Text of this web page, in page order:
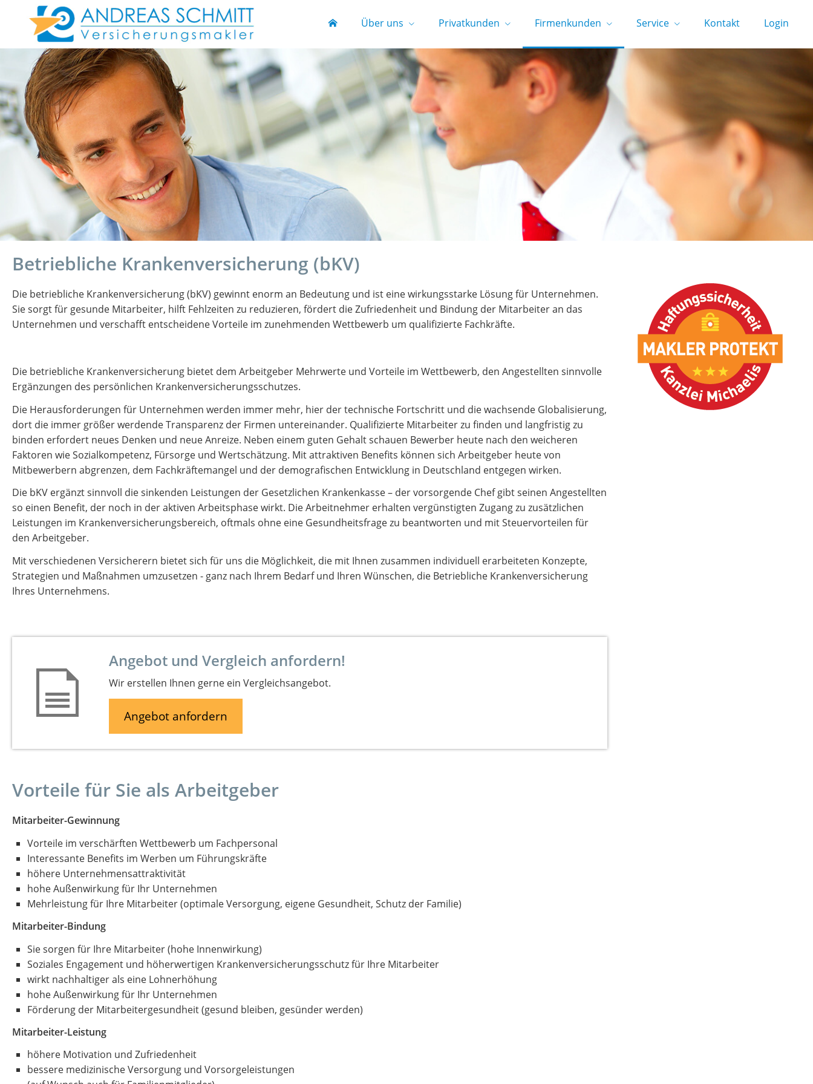
Über uns Privatkunden Firmenkunden Service Kontakt Login
Betriebliche Krankenversicherung (bKV)
Die betriebliche Krankenversicherung (bKV) gewinnt enorm an Bedeutung und ist eine wirkungsstarke Lösung für Unternehmen.
Sie sorgt für gesunde Mitarbeiter, hilft Fehlzeiten zu reduzieren, fördert die Zufriedenheit und Bindung der Mitarbeiter an das
Unternehmen und verschafft entscheidene Vorteile im zunehmenden Wettbewerb um qualifizierte Fachkräfte.
Die betriebliche Krankenversicherung bietet dem Arbeitgeber Mehrwerte und Vorteile im Wettbewerb, den Angestellten sinnvolle
Ergänzungen des persönlichen Krankenversicherungsschutzes.
Die Herausforderungen für Unternehmen werden immer mehr, hier der technische Fortschritt und die wachsende Globalisierung,
dort die immer größer werdende Transparenz der Firmen untereinander. Qualifizierte Mitarbeiter zu finden und langfristig zu
binden erfordert neues Denken und neue Anreize. Neben einem guten Gehalt schauen Bewerber heute nach den weicheren
Faktoren wie Sozialkompetenz, Fürsorge und Wertschätzung. Mit attraktiven Benefits können sich Arbeitgeber heute von
Mitbewerbern abgrenzen, dem Fachkräftemangel und der demografischen Entwicklung in Deutschland entgegen wirken.
Die bKV ergänzt sinnvoll die sinkenden Leistungen der Gesetzlichen Krankenkasse – der vorsorgende Chef gibt seinen Angestellten
so einen Benefit, der noch in der aktiven Arbeitsphase wirkt. Die Arbeitnehmer erhalten vergünstigten Zugang zu zusätzlichen
Leistungen im Krankenversicherungsbereich, oftmals ohne eine Gesundheitsfrage zu beantworten und mit Steuervorteilen für
den Arbeitgeber.
Mit verschiedenen Versicherern bietet sich für uns die Möglichkeit, die mit Ihnen zusammen individuell erarbeiteten Konzepte,
Strategien und Maßnahmen umzusetzen - ganz nach Ihrem Bedarf und Ihren Wünschen, die Betriebliche Krankenversicherung
Ihres Unternehmens.
Angebot und Vergleich anfordern!
Wir erstellen Ihnen gerne ein Vergleichsangebot.
Angebot anfordern
Vorteile für Sie als Arbeitgeber
Mitarbeiter-Gewinnung
Vorteile im verschärften Wettbewerb um Fachpersonal
Interessante Benefits im Werben um Führungskräfte
höhere Unternehmensattraktivität
hohe Außenwirkung für Ihr Unternehmen
Mehrleistung für Ihre Mitarbeiter (optimale Versorgung, eigene Gesundheit, Schutz der Familie)
Mitarbeiter-Bindung
Sie sorgen für Ihre Mitarbeiter (hohe Innenwirkung)
Soziales Engagement und höherwertigen Krankenversicherungsschutz für Ihre Mitarbeiter
wirkt nachhaltiger als eine Lohnerhöhung
hohe Außenwirkung für Ihr Unternehmen
Förderung der Mitarbeitergesundheit (gesund bleiben, gesünder werden)
Mitarbeiter-Leistung
höhere Motivation und Zufriedenheit
bessere medizinische Versorgung und Vorsorgeleistungen